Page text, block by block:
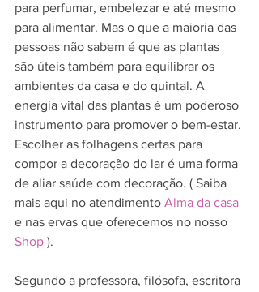
para perfumar, embelezar e até mesmo
para alimentar. Mas o que a maioria das
pessoas não sabem é que as plantas
são úteis também para equilibrar os
ambientes da casa e do quintal. A
energia vital das plantas é um poderoso
instrumento para promover o bem-estar.
Escolher as folhagens certas para
compor a decoração do lar é uma forma
de aliar saúde com decoração. ( Saiba
mais aqui no atendimento Alma da casa
e nas ervas que oferecemos no nosso
Shop ).
Segundo a professora, filósofa, escritora